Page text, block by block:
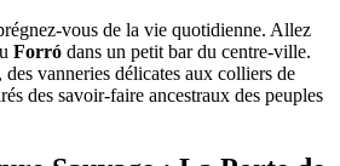
vous de la vie quotidienne. Allez
Forró dans un petit bar du centre-ville.
vanneries délicates aux colliers de
des savoir-faire ancestraux des peuples